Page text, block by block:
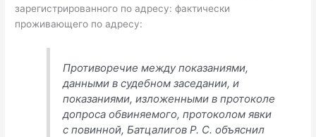
зарегистрированного по адресу: фактически
проживающего по адресу:
Противоречие между показаниями,
данными в судебном заседании, и
показаниями, изложенными в протоколе
допроса обвиняемого, протоколом явки
с повинной, Батцалигов Р. С. объяснил